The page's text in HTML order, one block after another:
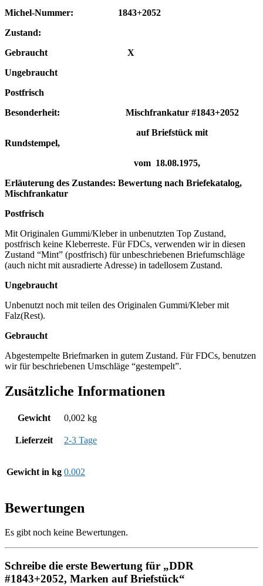
Michel-Nummer: 1843+2052
Zustand:
Gebraucht X
Ungebraucht
Postfrisch
Besonderheit: Mischfrankatur #1843+2052
auf Briefstück mit
Rundstempel,
vom 18.08.1975,
Erläuterung des Zustandes: Bewertung nach Briefekatalog,
Mischfrankatur
Postfrisch
Mit Originalen Gummi/Kleber in unbenutzten Top Zustand,
postfrisch keine Kleberreste. Für FDCs, verwenden wir in diesen
Zustand “Mint” (postfrisch) für unbeschriebenen Briefumschläge
(auch nicht mit ausradierte Adresse) in tadellosem Zustand.
Ungebraucht
Unbenutzt noch mit teilen des Originalen Gummi/Kleber mit
Falz(Rest).
Gebraucht
Abgestempelte Briefmarken in gutem Zustand. Für FDCs, benutzen
wir für beschriebenen Umschläge “gestempelt”.
Zusätzliche Informationen
Gewicht 0,002 kg
Lieferzeit 2-3 Tage
Gewicht in kg 0.002
Bewertungen
Es gibt noch keine Bewertungen.
Schreibe die erste Bewertung für „DDR
#1843+2052, Marken auf Briefstück“